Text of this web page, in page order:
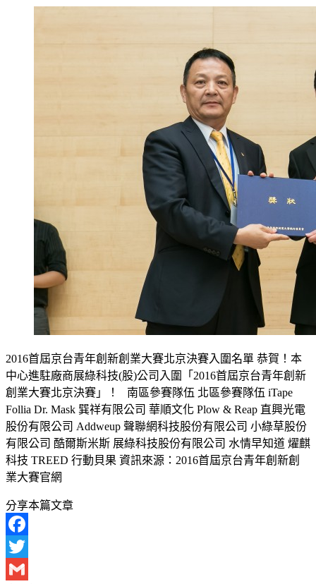
2016首屆京台青年創新創業大賽北京決賽入圍名單 恭賀！本
中心進駐廠商展綠科技(股)公司入圍「2016首屆京台青年創新
創業大賽北京決賽」！ 南區參賽隊伍 北區參賽隊伍 iTape
Follia Dr. Mask 巽祥有限公司 華順文化 Plow & Reap 直興光電
股份有限公司 Addweup 聲聯網科技股份有限公司 小綠草股份
有限公司 酷爾斯米斯 展綠科技股份有限公司 水情早知道 燿麒
科技 TREED 行動貝果 資訊來源：2016首屆京台青年創新創
業大賽官網
分享本篇文章
Facebook
Twitter